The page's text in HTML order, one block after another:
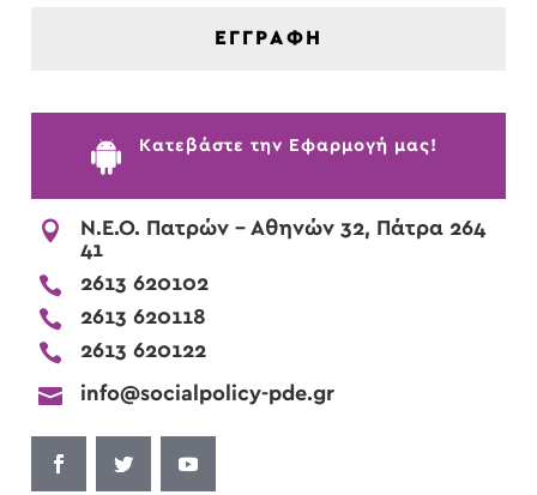
ΕΓΓΡΑΦΗ
 Kατεβάστε την Εφαρμογή μας!

Ν.Ε.Ο. Πατρών - Αθηνών 32, Πάτρα 264
41
 2613 620102
 2613 620118
 2613 620122
 info@socialpolicy-pde.gr